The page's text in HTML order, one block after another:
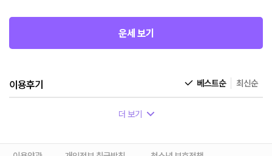
운세 보기
이용후기 베스트순 최신순
더 보기